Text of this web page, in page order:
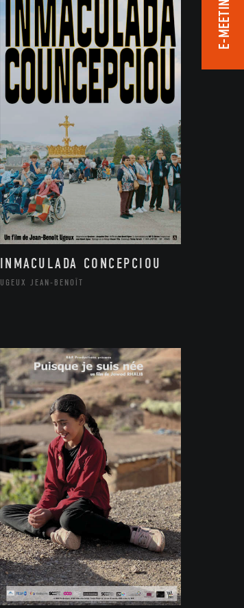
INMACULADA CONCEPCIOU
UGEUX JEAN-BENOÎT